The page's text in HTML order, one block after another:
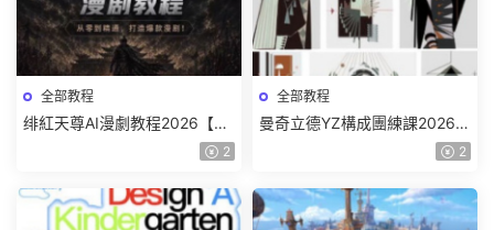
全部教程
绯紅天尊AI漫劇教程2026【畫
2
全部教程
曼奇立德YZ構成團練課2026年
8月已結課【畫質高清有課件】
2